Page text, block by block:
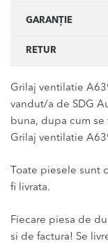
GARANȚIE
RETUR
Grilaj ventilatie
vandut/a de SDG
buna, dupa cum
Grilaj ventilatie
Toate piesele sunt
fi livrata.
Fiecare piesa de
si de factura! Se